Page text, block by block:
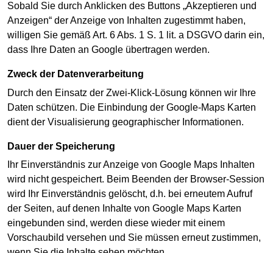
Sobald Sie durch Anklicken des Buttons „Akzeptieren und
Anzeigen“ der Anzeige von Inhalten zugestimmt haben,
willigen Sie gemäß Art. 6 Abs. 1 S. 1 lit. a DSGVO darin ein,
dass Ihre Daten an Google übertragen werden.
Zweck der Datenverarbeitung
Durch den Einsatz der Zwei-Klick-Lösung können wir Ihre
Daten schützen. Die Einbindung der Google-Maps Karten
dient der Visualisierung geographischer Informationen.
Dauer der Speicherung
Ihr Einverständnis zur Anzeige von Google Maps Inhalten
wird nicht gespeichert. Beim Beenden der Browser-Session
wird Ihr Einverständnis gelöscht, d.h. bei erneutem Aufruf
der Seiten, auf denen Inhalte von Google Maps Karten
eingebunden sind, werden diese wieder mit einem
Vorschaubild versehen und Sie müssen erneut zustimmen,